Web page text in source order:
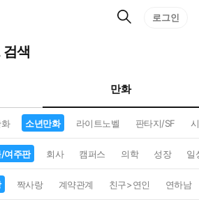
검
로그인
색
만화
소년만화 라이트노벨 판타지/SF
여주판 회사 캠퍼스 의학 성장 일
짝사랑 계약관계 친구>연인 연하남